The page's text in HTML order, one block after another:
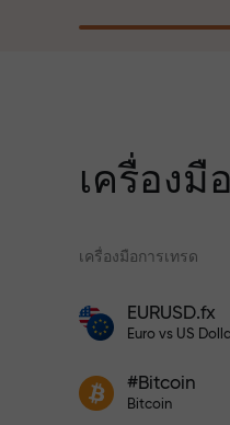
ฝากเงิน
ขาดทุนแล
ภายใน 6
สำห
ในก
แจ็ก
ฝากเงินจำน
เครื่องมื
เครื่องมือการเทรด
EURUSD.fx
Euro vs US
#Bitcoin
Bitcoin
โบนั